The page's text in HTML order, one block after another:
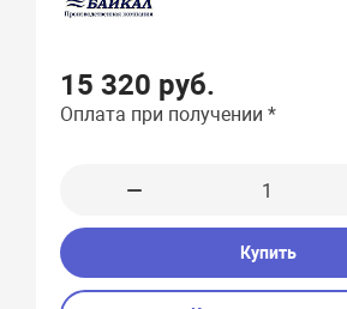
15 320 руб.
Оплата при получении *
Купить